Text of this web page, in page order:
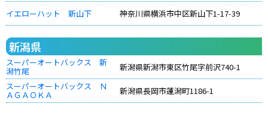
イエローハット 新山下 神奈川県横浜市中区新山下1-17-39
新潟県
スーパーオートバックス 新
潟竹尾
新潟県新潟市東区竹尾字前沢740-1
スーパーオートバックス Ｎ
ＡＧＡＯＫＡ 新潟県長岡市蓮潟町1186-1